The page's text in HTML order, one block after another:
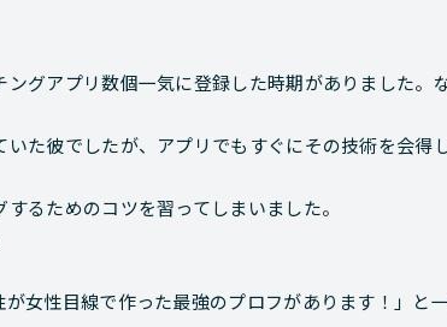
グアプリ数個一気に登録した時期がありました。
た彼でしたが、アプリでもすぐにその技術を会得
るためのコツを習ってしまいました。
女性目線で作った最強のプロフがあります！」と